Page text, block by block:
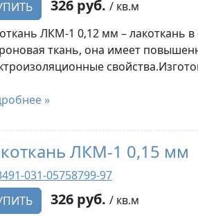
326 руб. / кв.м
ЛКМ-1 0,12 мм – лакоткань
ткань, она имеет
»
ЛКМ-1 0,15 мм
031-05758799-97
326 руб. / кв.м